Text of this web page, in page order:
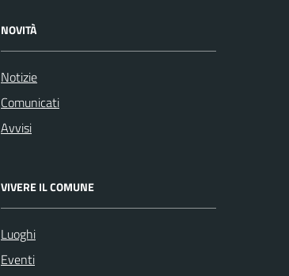
NOVITÀ
Notizie
Comunicati
Avvisi
VIVERE IL COMUNE
Luoghi
Eventi